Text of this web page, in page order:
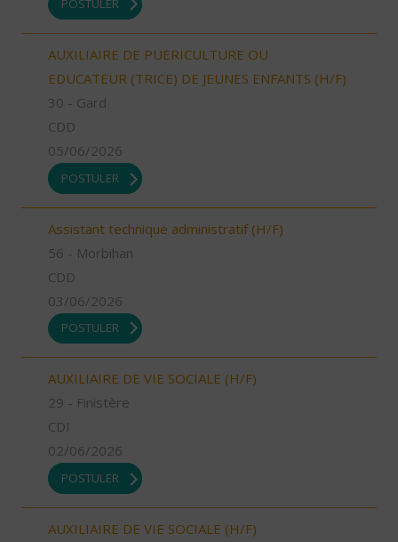
POSTULER
AUXILIAIRE DE PUERICULTURE OU
EDUCATEUR (TRICE) DE JEUNES ENFANTS (H/F)
30 - Gard
CDD
05/06/2026
POSTULER
Assistant technique administratif (H/F)
56 - Morbihan
CDD
03/06/2026
POSTULER
AUXILIAIRE DE VIE SOCIALE (H/F)
29 - Finistère
CDI
02/06/2026
POSTULER
AUXILIAIRE DE VIE SOCIALE (H/F)